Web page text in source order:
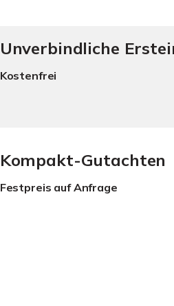
Unverbindliche
Kostenfrei
Kompakt-Gutachten
Festpreis auf Anfrage